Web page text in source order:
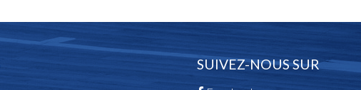
SUIVEZ-NOUS SUR